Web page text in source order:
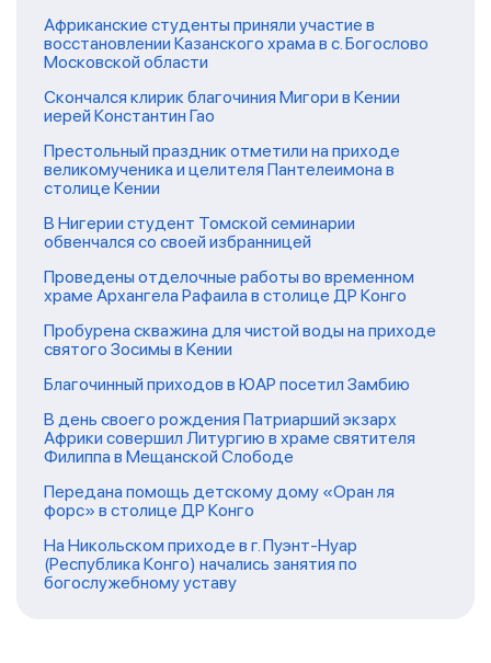
Африканские студенты приняли участие в
восстановлении Казанского храма в с. Богослово
Московской области
Скончался клирик благочиния Мигори в Кении
иерей Константин Гао
Престольный праздник отметили на приходе
великомученика и целителя Пантелеимона в
столице Кении
В Нигерии студент Томской семинарии
обвенчался со своей избранницей
Проведены отделочные работы во временном
храме Архангела Рафаила в столице ДР Конго
Пробурена скважина для чистой воды на приходе
святого Зосимы в Кении
Благочинный приходов в ЮАР посетил Замбию
В день своего рождения Патриарший экзарх
Африки совершил Литургию в храме святителя
Филиппа в Мещанской Слободе
Передана помощь детскому дому «Оран ля
форс» в столице ДР Конго
На Никольском приходе в г. Пуэнт-Нуар
(Республика Конго) начались занятия по
богослужебному уставу